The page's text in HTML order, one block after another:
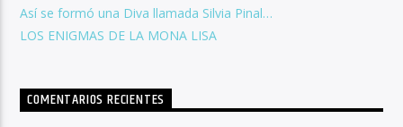
Así se formó una Diva llamada Silvia Pinal…
LOS ENIGMAS DE LA MONA LISA
COMENTARIOS RECIENTES